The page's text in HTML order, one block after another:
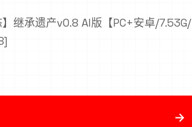
】继承遗产v0.8 AI版【PC+安卓/7.53G/
→